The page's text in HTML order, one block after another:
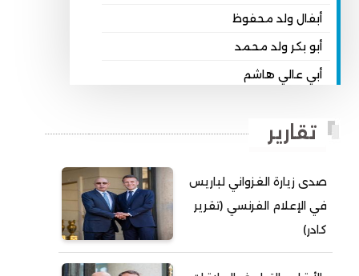
أبفال ولد محفوظ
أبو بكر ولد محمد
أبي عالي هاشم
أحمد بداه
أحمد زيدان ولد محمد محمود
أحمد سالم بكار
أحمد سالم ولد بده
تقارير
صدى زيارة الغزواني لباريس
في الإعلام الفرنسي (تقرير
كادر)